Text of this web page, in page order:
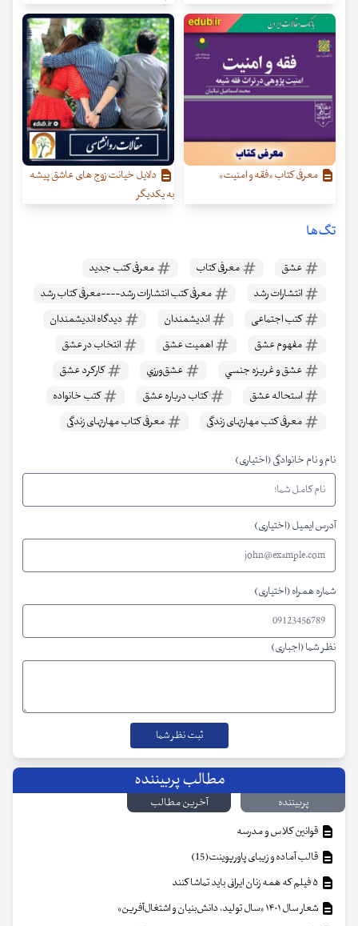
معرفی کتاب «فقه و امنیت»
دلایل خیانت زوج های عاشق پیشه
به یکدیگر
تگ‌ها
عشق معرفی کتاب
معرفی کتب جدید
انتشارات رشد
معرفی کتب انتشارات رشد----معرفی کتاب رشد
کتب اجتماعی
انديشمندان
ديدگاه انديشمندان
مفهوم عشق
اهمیت عشق
انتخاب در عشق
عشق و غريزه جنسي
عشق‌ورزي
كاركرد عشق
استحاله عشق
کتاب درباره عشق
کتب خانواده
معرفی کتب مهارتهای زندگی
معرفی کتاب مهارتهای زندگی
نام و نام خانوادگی (اختیاری)
آدرس ایمیل (اختیاری)
شماره همراه (اختیاری)
نظر شما (اجباری)
مطالب پربیننده
پربیننده
آخرین مطالب
قوانین کلاس و مدرسه
قالب آماده و زیبای پاورپوینت(15)
شعار سال ۱۴۰۱ «سال تولید، دانش‌بنیان و اشتغال‌آفرین»